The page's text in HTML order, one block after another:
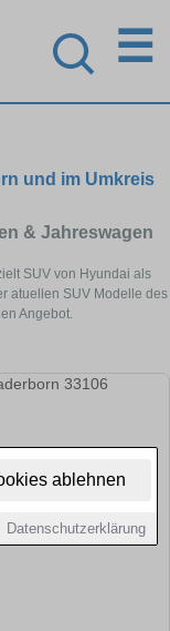
ablehnen
Datenschutzerklärung
☰
und im Umkreis
& Jahreswagen
SUV von Hyundai als
atuellen SUV Modelle des
Angebot.